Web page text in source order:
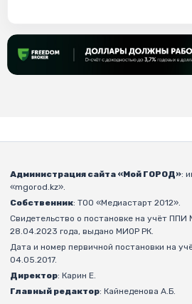
Администрация сайта «Мой ГОРОД»:
«mgorod.kz».
Собственник: ТОО «Медиастарт 2012».
Свидетельство о постановке на учёт
28.04.2023 года, выдано МИОР РК.
Дата и номер первичной постановки на
04.05.2017.
Директор: Карин Е.
Главный редактор: Кайнеденова А.Б.